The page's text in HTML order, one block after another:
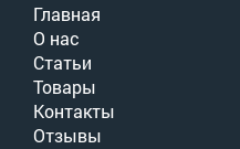
Главная
О нас
Статьи
Товары
Контакты
Отзывы